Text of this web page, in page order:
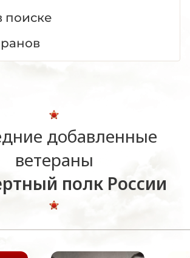
добавленные
ветераны
полк России